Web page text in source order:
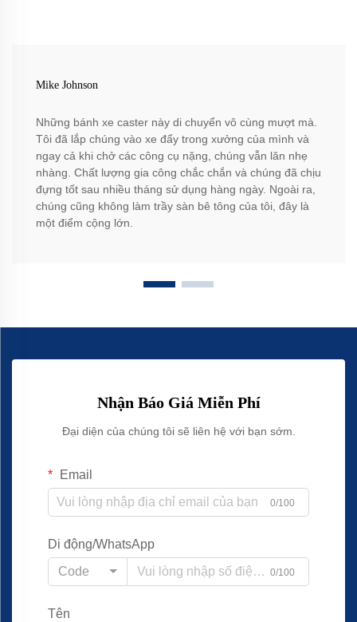
Mike Johnson
Những bánh xe caster này di chuyển vô cùng mượt mà.
Tôi đã lắp chúng vào xe đẩy trong xưởng của mình và
ngay cả khi chở các công cụ nặng, chúng vẫn lăn nhẹ
nhàng. Chất lượng gia công chắc chắn và chúng đã chịu
đựng tốt sau nhiều tháng sử dụng hàng ngày. Ngoài ra,
chúng cũng không làm trầy sàn bê tông của tôi, đây là
một điểm cộng lớn.
Nhận Báo Giá Miễn Phí
Đại diện của chúng tôi sẽ liên hệ với bạn sớm.
Email
0/100
Di động/WhatsApp
Code
0/100
Tên